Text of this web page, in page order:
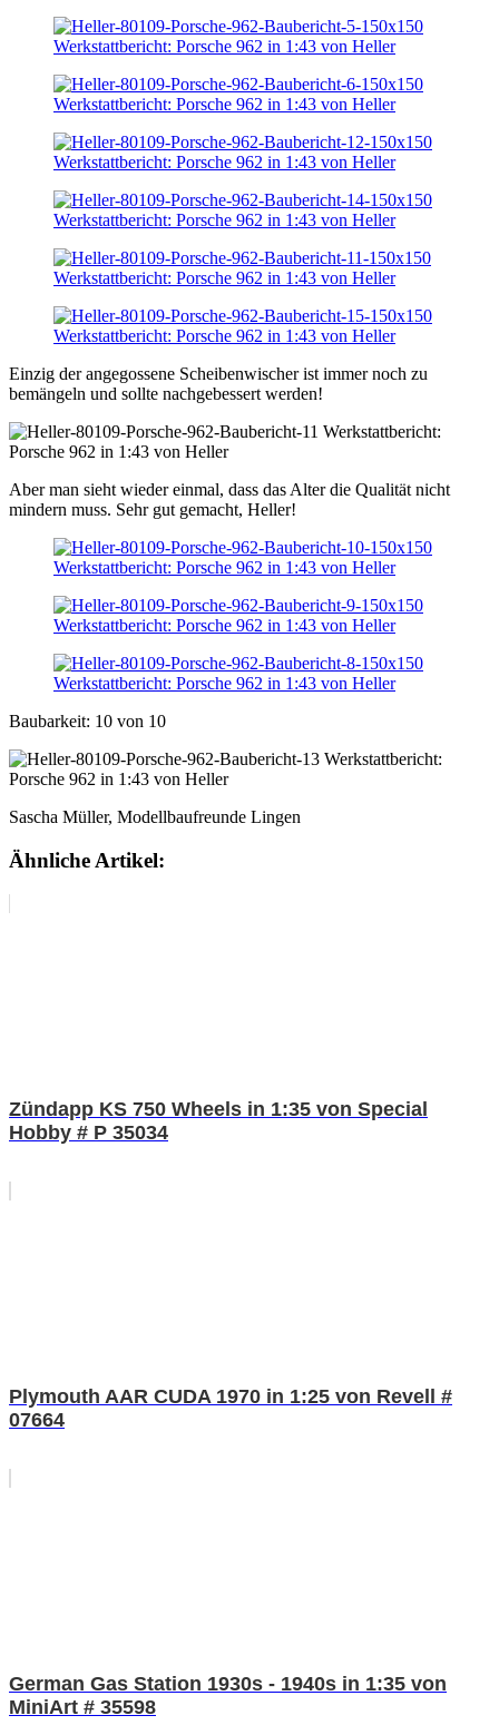
Einzig der angegossene Scheibenwischer ist immer noch zu
bemängeln und sollte nachgebessert werden!
Aber man sieht wieder einmal, dass das Alter die Qualität nicht
mindern muss. Sehr gut gemacht, Heller!
Baubarkeit: 10 von 10
Sascha Müller, Modellbaufreunde Lingen
Ähnliche Artikel:
Zündapp KS 750 Wheels in 1:35 von Special
Hobby # P 35034
Plymouth AAR CUDA 1970 in 1:25 von Revell #
07664
German Gas Station 1930s - 1940s in 1:35 von
MiniArt # 35598